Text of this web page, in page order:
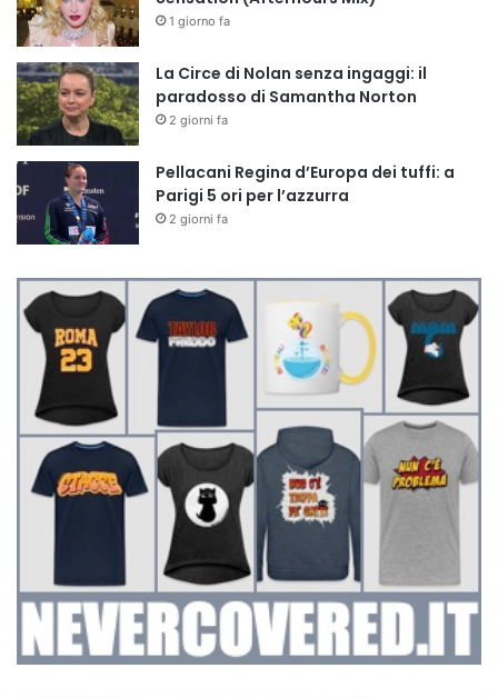
1 giorno fa
La Circe di Nolan senza ingaggi: il
paradosso di Samantha Norton
2 giorni fa
Pellacani Regina d’Europa dei tuffi: a
Parigi 5 ori per l’azzurra
2 giorni fa